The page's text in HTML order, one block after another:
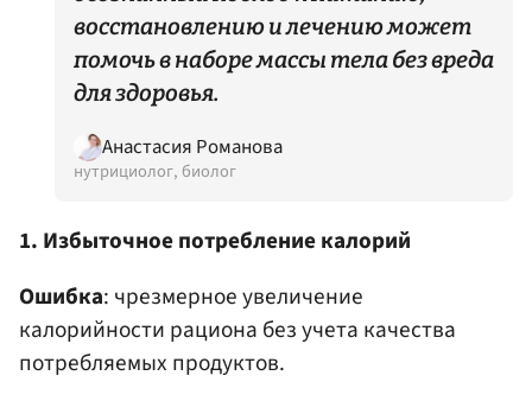
восстановлению и лечению может
помочь в наборе массы тела без вреда
для здоровья.
Анастасия Романова
нутрициолог, биолог
1. Избыточное потребление калорий
Ошибка: чрезмерное увеличение
калорийности рациона без учета качества
потребляемых продуктов.​